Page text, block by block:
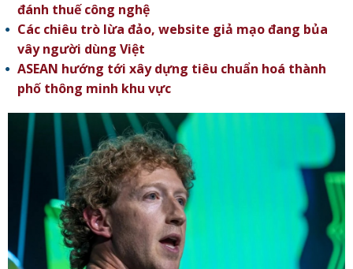
đánh thuế công nghệ
Các chiêu trò lừa đảo, website giả mạo đang bủa
vây người dùng Việt
ASEAN hướng tới xây dựng tiêu chuẩn hoá thành
phố thông minh khu vực